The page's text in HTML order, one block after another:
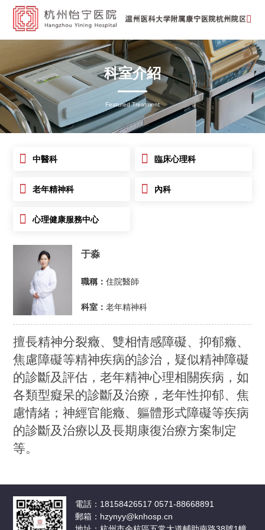
科室介紹
Featured Treatment
中醫科 臨床心理科
老年精神科 內科
心理健康服務中心
于淼
職稱：住院醫師
科室：老年精神科
擅長精神分裂癥、雙相情感障礙、抑郁癥、
焦慮障礙等精神疾病的診治，疑似精神障礙
的診斷及評估，老年精神心理相關疾病，如
各類型癡呆的診斷及治療，老年性抑郁、焦
慮情緒；神經官能癥、軀體形式障礙等疾病
的診斷及治療以及長期康復治療方案制定
等。
電話：18158426517 0571-88668891
郵箱：hzynyy@knhosp.cn